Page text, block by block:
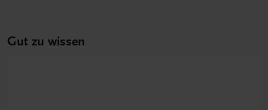
Gut zu wissen